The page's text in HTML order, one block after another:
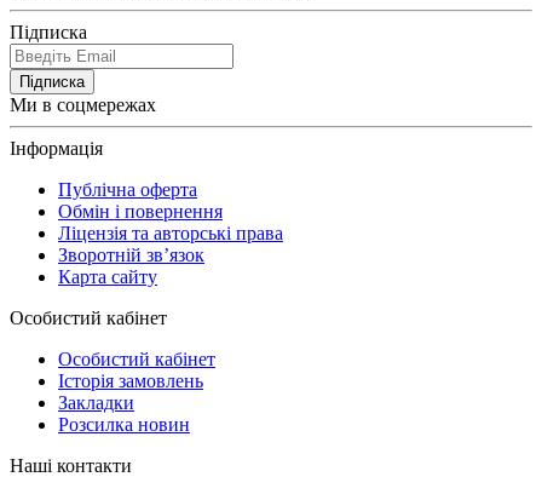
Підписка
Підписка
Ми в соцмережах
Інформація
Публічна оферта
Обмін і повернення
Ліцензія та авторські права
Зворотній зв’язок
Карта сайту
Особистий кабінет
Особистий кабінет
Історія замовлень
Закладки
Розсилка новин
Наші контакти